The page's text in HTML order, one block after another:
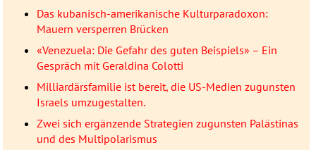
Das kubanisch-amerikanische Kulturparadoxon:
Mauern versperren Brücken
«Venezuela: Die Gefahr des guten Beispiels» – Ein
Gespräch mit Geraldina Colotti
Milliardärsfamilie ist bereit, die US-Medien zugunsten
Israels umzugestalten.
Zwei sich ergänzende Strategien zugunsten Palästinas
und des Multipolarismus